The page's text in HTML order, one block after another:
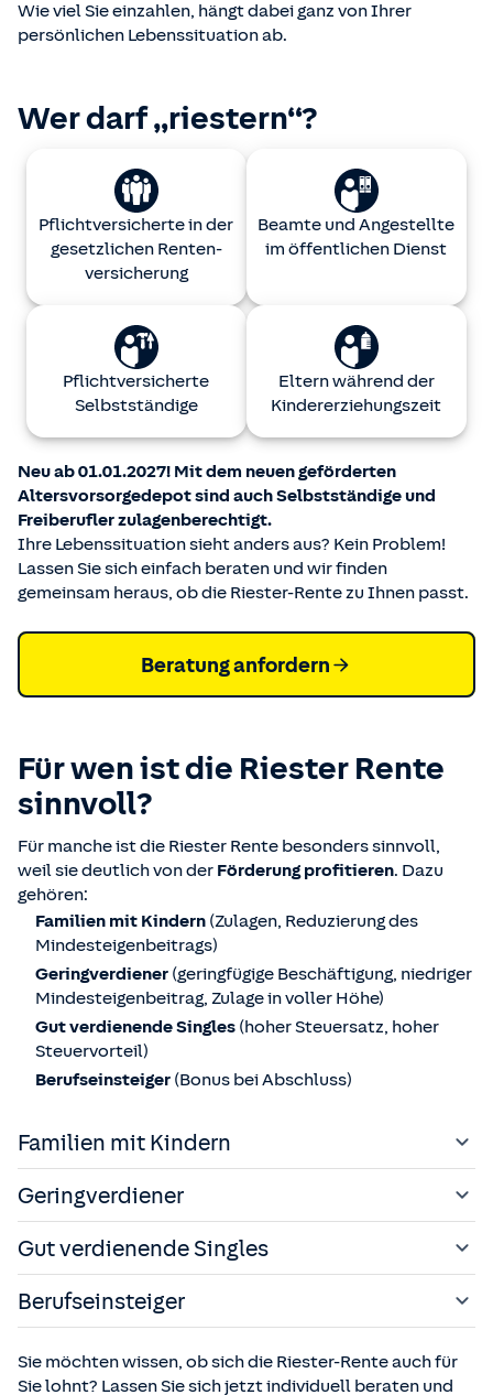
Wie viel Sie einzahlen, hängt dabei ganz von Ihrer
persönlichen Lebenssituation ab.
Wer darf „riestern“?
Pflichtversicherte in der
gesetzlichen Renten­
versicherung
Beamte und Angestellte
im öffentlichen Dienst
Pflichtversicherte
Selbstständige
Eltern während der
Kindererziehungszeit
Neu ab 01.01.2027! Mit dem neuen geförderten
Altersvorsorgedepot sind auch Selbstständige und
Freiberufler zulagenberechtigt.
Ihre Lebenssituation sieht anders aus? Kein Problem!
Lassen Sie sich einfach beraten und wir finden
gemeinsam heraus, ob die Riester-Rente zu Ihnen passt.
Beratung anfordern
Für wen ist die Riester Rente
sinnvoll?
Für manche ist die Riester Rente besonders sinnvoll,
weil sie deutlich von der Förderung profitieren. Dazu
gehören:
Familien mit Kindern (Zulagen, Reduzierung des
Mindesteigenbeitrags)
Geringverdiener (geringfügige Beschäftigung, niedriger
Mindesteigenbeitrag, Zulage in voller Höhe)
Gut verdienende Singles (hoher Steuersatz, hoher
Steuervorteil)
Berufseinsteiger (Bonus bei Abschluss)
Familien mit Kindern
Für Familien mit Kindern lohnt sich dieses
Finanzprodukt vor allem, weil für Kinder Extra-Zulagen
gezahlt werden. Aufgrund dieser Zuschüsse reduziert
sich der sogenannte Mindesteigenbeitrag.
Geringverdiener
Auch für Geringverdiener sind die staatlichen Zulagen
interessant, da sie unabhängig vom Einkommen in voller
Höhe geleistet werden. Außerdem ist wegen des
geringen Einkommens der Mindesteigenbeitrag niedrig.
Gut verdienende Singles
Unterdessen profitieren Gutverdiener von möglichen
Steuervorteilen: So macht sich der Abzug von
bemerkbar. Wer hingegen den höchsten Steuersatz
Berufseinsteiger
Riester Rente, können sie sich über einen einmaligen
Sie möchten wissen, ob sich die Riester-Rente auch für
Sie lohnt? Lassen Sie sich jetzt individuell beraten und